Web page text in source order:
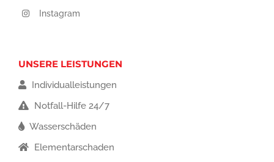
Instagram
UNSERE LEISTUNGEN
Individualleistungen
Notfall-Hilfe 24/7
Wasserschäden
Elementarschaden